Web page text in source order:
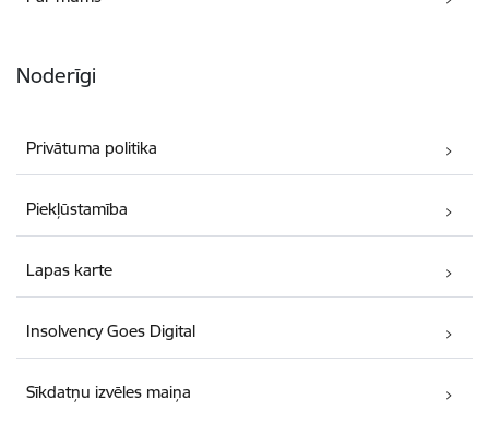
Noderīgi
Privātuma politika
Piekļūstamība
Lapas karte
Insolvency Goes Digital
Sīkdatņu izvēles maiņa